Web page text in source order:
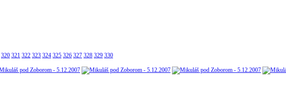
320 321 322 323 324 325 326 327 328 329 330